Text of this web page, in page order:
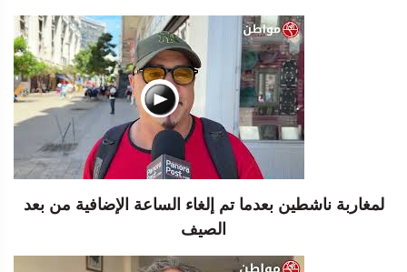
لمغاربة ناشطين بعدما تم إلغاء الساعة الإضافية من بعد
الصيف